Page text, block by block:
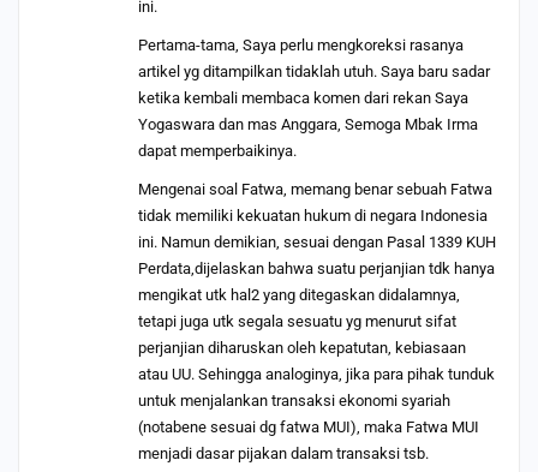
ini.
Pertama-tama, Saya perlu mengkoreksi rasanya
artikel yg ditampilkan tidaklah utuh. Saya baru sadar
ketika kembali membaca komen dari rekan Saya
Yogaswara dan mas Anggara, Semoga Mbak Irma
dapat memperbaikinya.
Mengenai soal Fatwa, memang benar sebuah Fatwa
tidak memiliki kekuatan hukum di negara Indonesia
ini. Namun demikian, sesuai dengan Pasal 1339 KUH
Perdata,dijelaskan bahwa suatu perjanjian tdk hanya
mengikat utk hal2 yang ditegaskan didalamnya,
tetapi juga utk segala sesuatu yg menurut sifat
perjanjian diharuskan oleh kepatutan, kebiasaan
atau UU. Sehingga analoginya, jika para pihak tunduk
untuk menjalankan transaksi ekonomi syariah
(notabene sesuai dg fatwa MUI), maka Fatwa MUI
menjadi dasar pijakan dalam transaksi tsb.